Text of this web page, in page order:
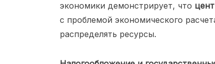
экономики демонстрирует, что
с проблемой экономического
распределять ресурсы.